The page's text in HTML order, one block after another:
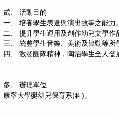
貳、 活動目的
一、 培養學生表達與演出故事之能力。
二、 提升學生運用及創作幼兒文學作
三、 統整學生音樂、美術及律動等所
四、 激發團隊精神，陶治學生全人發
參、 辦理單位
康寧大學嬰幼兒保育系(科)。